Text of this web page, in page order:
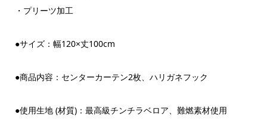
・プリーツ加工
●サイズ：幅120×丈100cm
●商品内容：センターカーテン2枚、ハリガネフック
●使用生地 (材質)：最高級チンチラベロア、難燃素材使用